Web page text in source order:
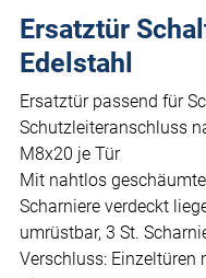
Ersatztür
Edelstahl
Ersatztür passend für
Schutzleiteranschluss
M8x20 je Tür
Mit nahtlos
Scharniere verdeckt
umrüstbar, 3 St.
Verschluss: